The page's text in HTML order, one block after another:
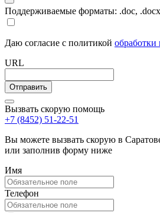
Поддерживаемые форматы: .doc,
Даю согласие с политикой
URL
Вызвать скорую помощь
+7 (8452) 51-22-51
Вы можете вызвать скорую в
или заполнив форму ниже
Имя
Телефон